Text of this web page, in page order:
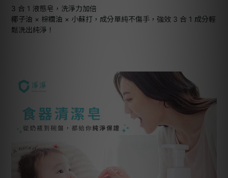
3 合 1 液態皂，洗淨力加倍
椰子油 × 棕櫚油 × 小蘇打，成分單純不傷手，強效 3 合 1 成分輕
鬆洗出純淨！